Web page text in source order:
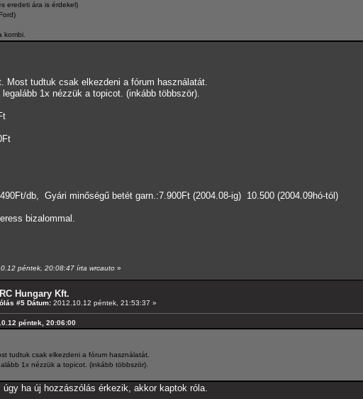
eredeti ára is érdekel)
kombi.
Most tudtuk csak elkezdeni a fórum használatát.
legalább 1x nézzük a topicot. (inkább többször).
db, Gyári minőségű betét garn.:7.900Ft (2004.08-ig) 10.500 (2004.09hó-tól)
bizalommal.
péntek, 20:08:47 írta wrcauto »
Hungary Kft.
#5 Dátum: 2012.10.12 péntek, 21:53:37 »
péntek, 20:06:00
tudtuk csak elkezdeni a fórum használatát.
1x nézzük a topicot. (inkább többször).
ha új hozzászólás érkezik, akkor kaptok róla.